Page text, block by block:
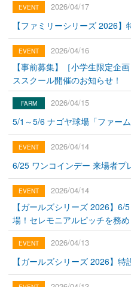
2026/04/17
【ファミリーシリーズ 2026
2026/04/16
【事前募集】［小学生限定企
ススクール開催のお知らせ！
2026/04/15
5/1～5/6 ナゴヤ球場「ファー
2026/04/14
6/25 ワンコインデー 来場者プ
2026/04/14
【ガールズシリーズ 2026】
場！セレモニアルピッチを務め
2026/04/13
【ガールズシリーズ 2026】特